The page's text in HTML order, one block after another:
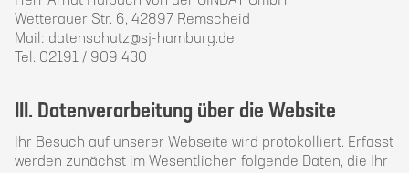
Wetterauer Str. 6, 42897 Remscheid
Mail: datenschutz@sj-hamburg.de
Tel. 02191 / 909 430
III. Datenverarbeitung über die Website
Ihr Besuch auf unserer Webseite wird protokolliert. Erfasst
werden zunächst im Wesentlichen folgende Daten, die Ihr